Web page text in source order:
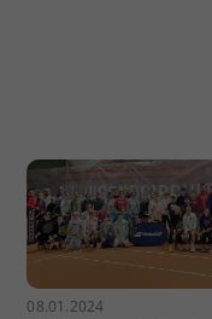
08.01.2024